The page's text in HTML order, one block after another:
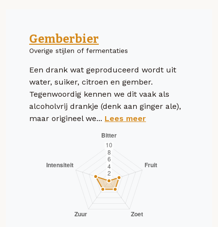
Gemberbier
Overige stijlen of fermentaties
Een drank wat geproduceerd wordt uit
water, suiker, citroen en gember.
Tegenwoordig kennen we dit vaak als
alcoholvrij drankje (denk aan ginger ale),
maar origineel we... Lees meer